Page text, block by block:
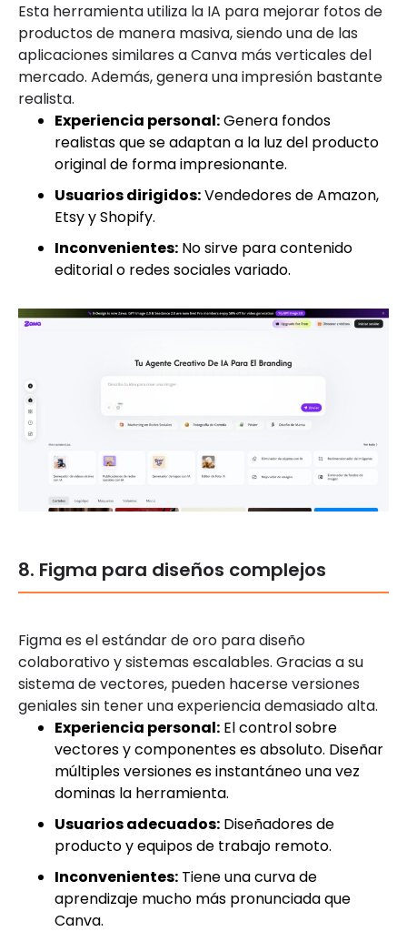
Esta herramienta utiliza la IA para mejorar fotos de
productos de manera masiva, siendo una de las
aplicaciones similares a Canva más verticales del
mercado. Además, genera una impresión bastante
realista.
Experiencia personal:Genera fondos
realistas que se adaptan a la luz del producto
original de forma impresionante.
Usuarios dirigidos:Vendedores de Amazon,
Etsy y Shopify.
Inconvenientes: No sirve para contenido
editorial o redes sociales variado.
8. Figma para diseños complejos
Figma es el estándar de oro para diseño
colaborativo y sistemas escalables. Gracias a su
sistema de vectores, pueden hacerse versiones
geniales sin tener una experiencia demasiado alta.
Experiencia personal: El control sobre
vectores y componentes es absoluto. Diseñar
múltiples versiones es instantáneo una vez
dominas la herramienta.
Usuarios adecuados: Diseñadores de
producto y equipos de trabajo remoto.
Inconvenientes: Tiene una curva de
aprendizaje mucho más pronunciada que
Canva.